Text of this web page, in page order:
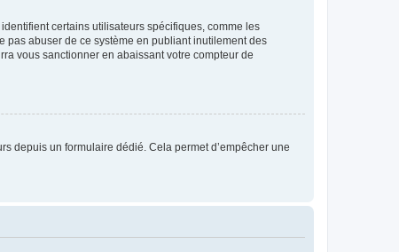
certains utilisateurs spécifiques, comme les
pas abuser de ce système en publiant inutilement des
vous sanctionner en abaissant votre compteur de
depuis un formulaire dédié. Cela permet d’empêcher une